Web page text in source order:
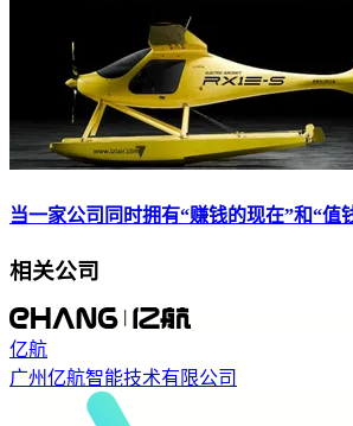
当一家公司同时拥有“赚钱的现在”和“值
相关公司
亿航
广州亿航智能技术有限公司